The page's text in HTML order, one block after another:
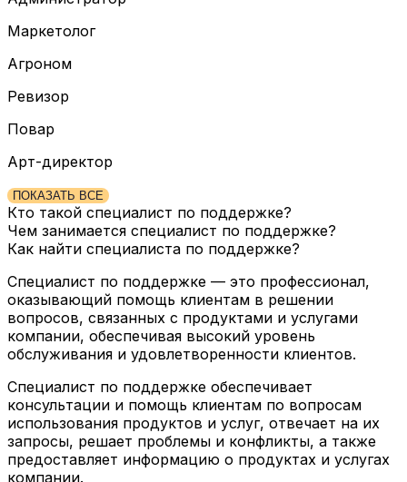
Маркетолог
Агроном
Ревизор
Повар
Арт-директор
ПОКАЗАТЬ ВСЕ
Кто такой специалист по поддержке?
Чем занимается специалист по поддержке?
Как найти специалиста по поддержке?
Специалист по поддержке — это профессионал,
оказывающий помощь клиентам в решении
вопросов, связанных с продуктами и услугами
компании, обеспечивая высокий уровень
обслуживания и удовлетворенности клиентов.
Специалист по поддержке обеспечивает
консультации и помощь клиентам по вопросам
использования продуктов и услуг, отвечает на их
запросы, решает проблемы и конфликты, а также
предоставляет информацию о продуктах и услугах
компании.